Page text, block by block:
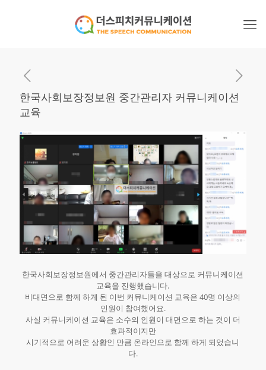
한국사회보장정보원 중간관리자 커뮤니케이션
교육
한국사회보장정보원에서 중간관리자들을 대상으로 커뮤니케이션
교육을 진행했습니다.
비대면으로 함께 하게 된 이번 커뮤니케이션 교육은 40명 이상의
인원이 참여했어요.
사실 커뮤니케이션 교육은 소수의 인원이 대면으로 하는 것이 더
효과적이지만
시기적으로 어려운 상황인 만큼 온라인으로 함께 하게 되었습니
다.